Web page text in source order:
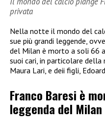
privata
Nella notte il mondo del
sue più grandi leggende,
del Milan è morto a soli 66
suoi cari, in particolare della
Maura Lari, e deii figli,
Franco Baresi è
leggenda del